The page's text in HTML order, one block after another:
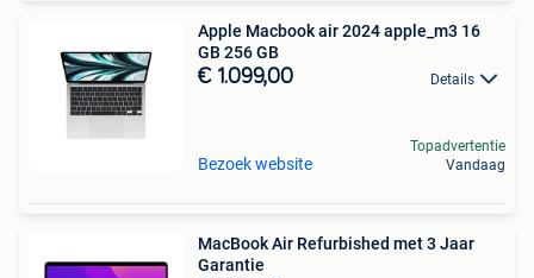
Apple Macbook air 2024 apple_m3 16
GB 256 GB
€ 1.099,00 Details
Bezoek website
Topadvertentie
Vandaag
MacBook Air Refurbished met 3 Jaar
Garantie